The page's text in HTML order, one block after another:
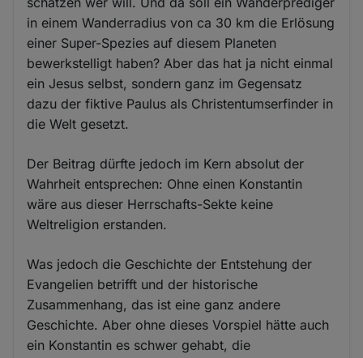
in einem Wanderradius von ca 30 km die Erlösung
einer Super-Spezies auf diesem Planeten
bewerkstelligt haben? Aber das hat ja nicht einmal
ein Jesus selbst, sondern ganz im Gegensatz
dazu der fiktive Paulus als Christentumserfinder in
die Welt gesetzt.
Der Beitrag dürfte jedoch im Kern absolut der
Wahrheit entsprechen: Ohne einen Konstantin
wäre aus dieser Herrschafts-Sekte keine
Weltreligion erstanden.
Was jedoch die Geschichte der Entstehung der
Evangelien betrifft und der historische
Zusammenhang, das ist eine ganz andere
Geschichte. Aber ohne dieses Vorspiel hätte auch
ein Konstantin es schwer gehabt, die